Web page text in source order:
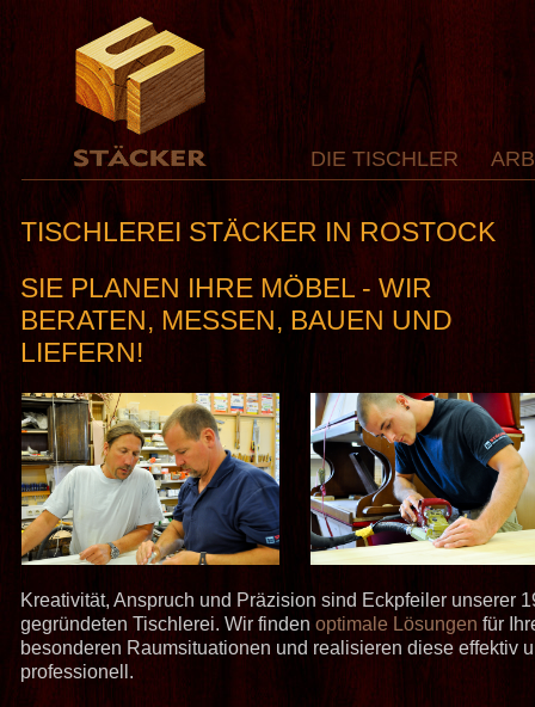
DIE TISCHLER
TISCHLEREI STÄCKER IN ROSTOCK
SIE PLANEN IHRE MÖBEL - WIR
BERATEN, MESSEN, BAUEN UND
LIEFERN!
Kreativität, Anspruch und Präzision sind Eckpfeiler unserer
gegründeten Tischlerei. Wir findenoptimale Lösungen für
besonderen Raumsituationen und realisieren diese effektiv
professionell.